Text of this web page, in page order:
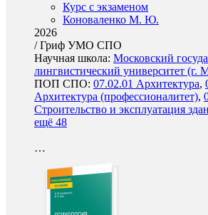
Курс с экзаменом
Коноваленко М. Ю.
2026
/Гриф УМО СПО
Научная школа: Московский
лингвистический университет (г.
ПОП СПО: 07.02.01 Архитектура,
Архитектура (профессионалитет),
Строительство и эксплуатация
ещё 48
…